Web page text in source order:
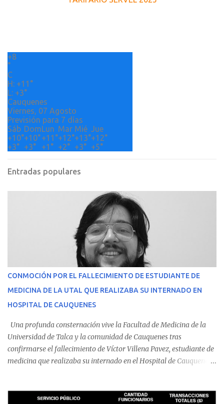
i
s
+8
°
C
H: +11°
L: +3°
Cauquenes
Viernes, 07 Agosto
Previsión para 7 días
Sáb DomLun Mar Mié Jue
+10°+10°+11°+12°+13°+12°
+3° +3° +1° +2° +3° +5°
Entradas populares
CONMOCIÓN POR EL FALLECIMIENTO DE ESTUDIANTE DE
MEDICINA DE LA UTAL QUE REALIZABA SU INTERNADO EN
HOSPITAL DE CAUQUENES
Una profunda consternación vive la Facultad de Medicina de la
Universidad de Talca y la comunidad de Cauquenes tras
confirmarse el fallecimiento de Víctor Villena Pavez, estudiante de
medicina que realizaba su internado en el Hospital de Cauquenes.
malestares físicos. Dada la complejidad de su estado de salud, el